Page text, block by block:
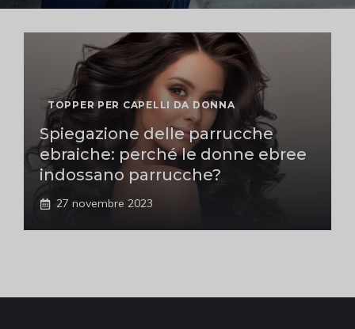
TOPPER PER CAPELLI DA DONNA
Spiegazione delle parrucche
ebraiche: perché le donne ebree
indossano parrucche?
27 novembre 2023